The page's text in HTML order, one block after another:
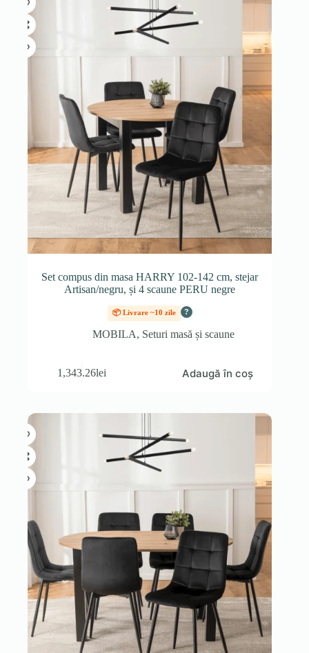
Set compus din masa HARRY 102-142 cm, stejar
Artisan/negru, și 4 scaune PERU negre
📦 Livrare ~10 zile ?
MOBILA, Seturi masă și scaune
1,343.26lei Adaugă în coș